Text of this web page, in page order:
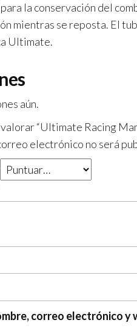
la conservación del
mientras se reposta. El
Ultimate.
aún.
“Ultimate Racing
electrónico no será
correo electrónico y